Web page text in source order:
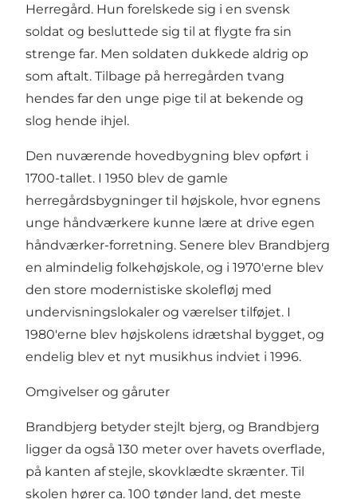
Herregård. Hun forelskede sig i en svensk
soldat og besluttede sig til at flygte fra sin
strenge far. Men soldaten dukkede aldrig op
som aftalt. Tilbage på herregården tvang
hendes far den unge pige til at bekende og
slog hende ihjel.
Den nuværende hovedbygning blev opført i
1700-tallet. I 1950 blev de gamle
herregårdsbygninger til højskole, hvor egnens
unge håndværkere kunne lære at drive egen
håndværker-forretning. Senere blev Brandbjerg
en almindelig folkehøjskole, og i 1970'erne blev
den store modernistiske skolefløj med
undervisningslokaler og værelser tilføjet. I
1980'erne blev højskolens idrætshal bygget, og
endelig blev et nyt musikhus indviet i 1996.
Omgivelser og gåruter
Brandbjerg betyder stejlt bjerg, og Brandbjerg
ligger da også 130 meter over havets overflade,
på kanten af stejle, skovklædte skrænter. Til
skolen hører ca. 100 tønder land, det meste